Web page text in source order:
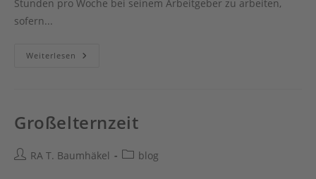
Stunden pro Woche bei seinem Arbeitgeber zu arbeiten,
sofern...
Weiterlesen Teilzeitarbeit
Großelternzeit
Beitrags-
RA T. Baumhäkel
Beitrags-
blog